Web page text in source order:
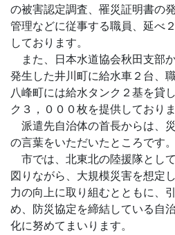
の被害認定調査、罹災証明書の
管理などに従事する職員、延べ
しております。
また、日本水道協会秋田支部
発生した井川町に給水車２台、
八峰町には給水タンク２基を貸
ク３，０００枚を提供しておりま
派遣先自治体の首長からは、
の言葉をいただいたところです。
市では、北東北の陸援隊とし
図りながら、大規模災害を想定
力の向上に取り組むとともに、
め、防災協定を締結している自
化に努めてまいります。